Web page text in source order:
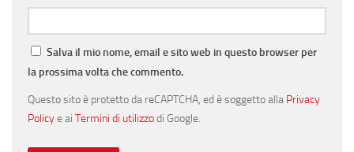
Salva il mio nome, email e sito web in questo browser per
la prossima volta che commento.
Questo sito è protetto da reCAPTCHA, ed è soggetto alla Privacy
Policye ai Termini di utilizzodi Google.